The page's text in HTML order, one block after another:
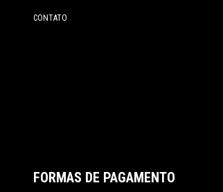
ESBIT
CONTATO
FORMAS DE PAGAMENTO